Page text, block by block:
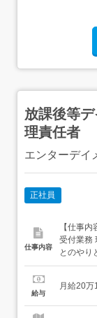
放課後等
理責任者
エンターデイ
正社員
仕事内容
【仕事
受付業務
とのやり
格】<応
す。是非
給与
月給20万